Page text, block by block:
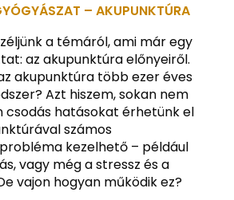
– AKUPUNKTÚRA
a témáról, ami már egy
az akupunktúra előnyeiről.
akupunktúra több ezer éves
Azt hiszem, sokan nem
csodás hatásokat érhetünk el
számos
kezelhető – például
vagy még a stressz és a
vajon hogyan működik ez?